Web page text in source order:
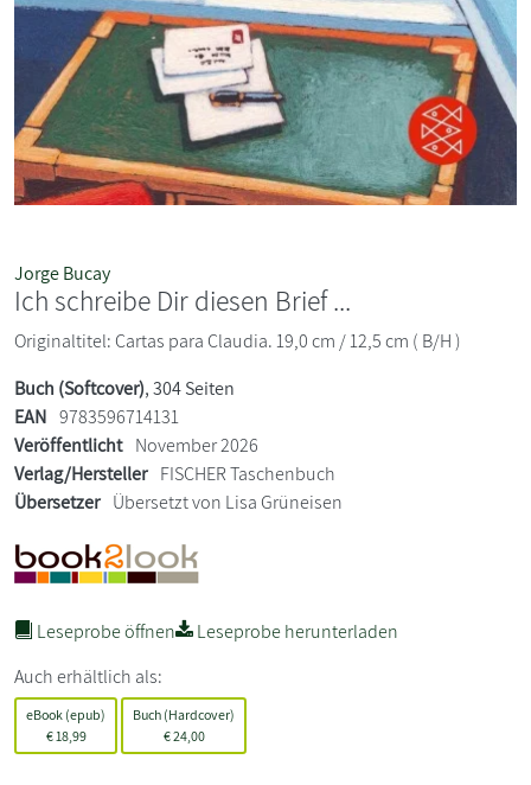
Jorge Bucay
Ich schreibe Dir diesen Brief ...
Originaltitel: Cartas para Claudia. 19,0 cm / 12,5 cm ( B/H )
Buch (Softcover), 304 Seiten
EAN 9783596714131
Veröffentlicht November 2026
Verlag/Hersteller FISCHER Taschenbuch
Übersetzer Übersetzt von Lisa Grüneisen
Leseprobe öffnen
Leseprobe herunterladen
Auch erhältlich als:
eBook (epub)
€18,99
Buch (Hardcover)
€24,00